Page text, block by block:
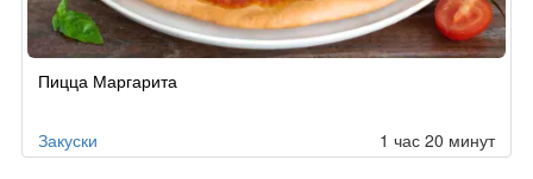
Пицца Маргарита
Закуски 1 час 20 минут